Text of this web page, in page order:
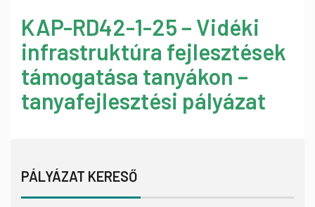
KAP-RD42-1-25 – Vidéki
infrastruktúra fejlesztések
támogatása tanyákon –
tanyafejlesztési pályázat
PÁLYÁZAT KERESŐ